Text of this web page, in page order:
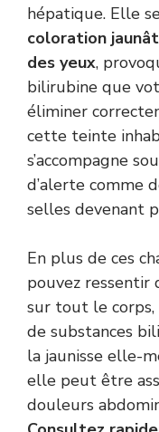
hépatique. Elle
coloration
des yeux,
bilirubine que
éliminer
cette teinte
s’accompagne
d’alerte comme
selles devenant
En plus de ces
pouvez ressentir
sur tout le corps,
de substances
la jaunisse elle-
elle peut être
douleurs